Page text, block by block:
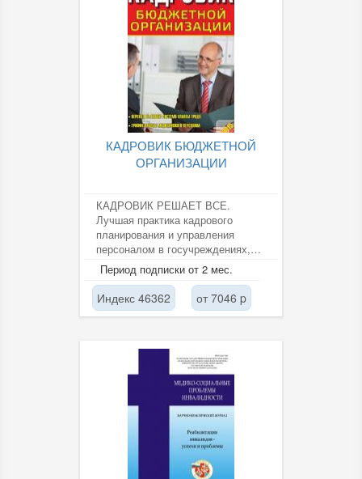
КАДРОВИК БЮДЖЕТНОЙ
ОРГАНИЗАЦИИ
КАДРОВИК РЕШАЕТ ВСЕ.
Лучшая практика кадрового
планирования и управления
персоналом в госучреждениях,
медицине, науке, культуре и т.д.
Новые методы и...
Период подписки от 2 мес.
Индекс 46362 от 7046 p